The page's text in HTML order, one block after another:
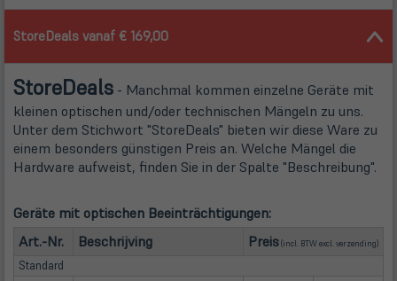
StoreDeals vanaf € 169,00
StoreDeals - Manchmal kommen einzelne Geräte mit
kleinen optischen und/oder technischen Mängeln zu uns.
Unter dem Stichwort "StoreDeals" bieten wir diese Ware zu
einem besonders günstigen Preis an. Welche Mängel die
Hardware aufweist, finden Sie in der Spalte "Beschreibung".
Geräte mit optischen Beeinträchtigungen:
Art.-Nr.
Beschrijving Preis(incl. BTW excl. verzending)
Standard